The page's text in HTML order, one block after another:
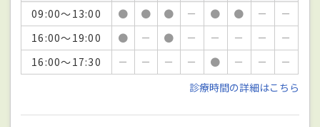
09:00～13:00
● ● ● － ● ● －
－
16:00～19:00
● － ● － － － －
－
16:00～17:30
－ － － － ● － －
－
診療時間の詳細はこちら